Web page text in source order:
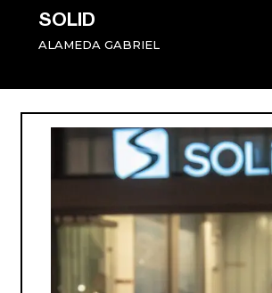
SOLID
ALAMEDA GABRIEL